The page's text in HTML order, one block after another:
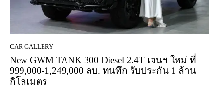
CAR GALLERY
New GWM TANK 300 Diesel 2.4T เจนฯ ใหม่ ที่
999,000-1,249,000 ลบ. ทนทึก รับประกัน 1 ล้าน
กิโลเมตร